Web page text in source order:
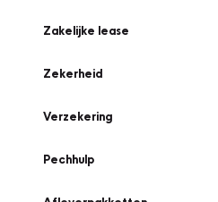
Zakelijke lease
Zekerheid
Verzekering
Pechhulp